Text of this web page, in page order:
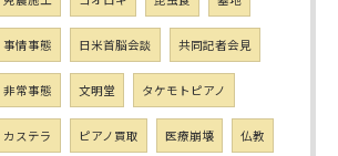
事情事態 日米首脳会談 共同記者会見
非常事態 文明堂 タケモトピアノ
カステラ ピアノ買取 医療崩壊 仏教